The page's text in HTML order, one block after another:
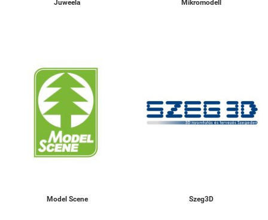
Juweela Mikromodell
Model Scene Szeg3D